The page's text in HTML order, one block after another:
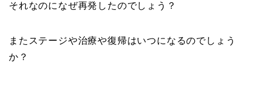
それなのになぜ再発したのでしょう？
またステージや治療や復帰はいつになるのでしょう
か？